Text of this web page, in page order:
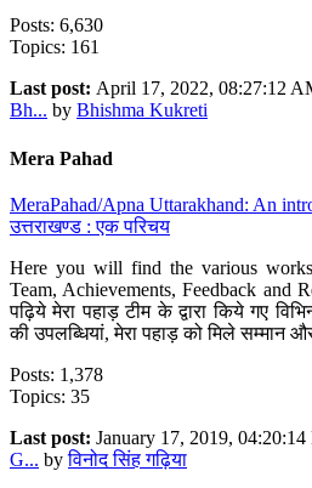
Posts: 6,630
Topics: 161
Last post: April 17, 2022, 08:27:12
Bh... by Bhishma Kukreti
Mera Pahad
MeraPahad/Apna Uttarakhand: An
उत्तराखण्ड : एक परिचय
Here you will find the various
Team, Achievements, Feedback and
पढ़िये मेरा पहाड़ टीम के द्वारा किये गए
की उपलब्धियां, मेरा पहाड़ को मिले सम्मान
Posts: 1,378
Topics: 35
Last post: January 17, 2019, 04:20:14
G... byविनोद सिंह गढ़िया